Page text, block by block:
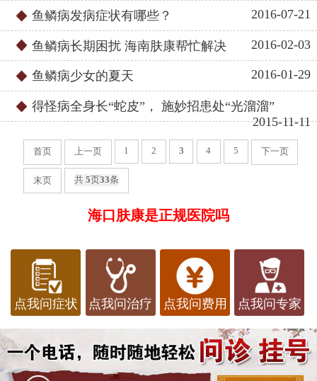
鱼鳞病发病症状有哪些？ 2016-07-21
鱼鳞病长期困扰 海南肤康帮忙解决 2016-02-03
鱼鳞病少女的夏天 2016-01-29
得怪病全身长“蛇皮”， 施妙招患处“光溜溜”
2015-11-11
首页 上一页 1 2 3 4 5 下一页
末页 共 5 页33条
海口肤康是正规医院吗
点我问症状 点我问治疗 点我问费用 点我问专家